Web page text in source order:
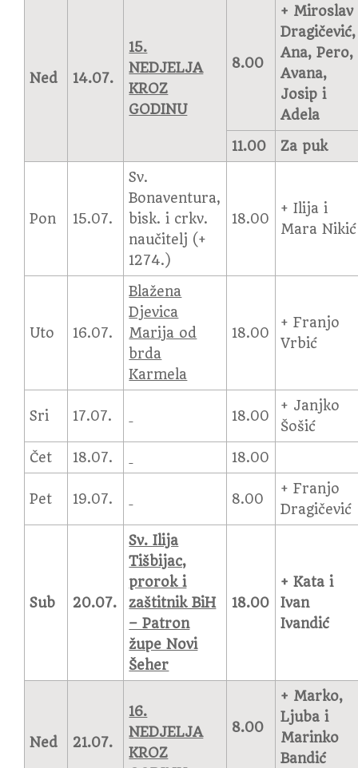
Ned 14.07.
15.
NEDJELJA
KROZ
GODINU
8.00
+ Miroslav
Dragičević,
Ana, Pero,
Avana,
Josip i
Adela
11.00
Za puk
Pon 15.07.
Sv.
Bonaventura,
bisk. i crkv.
naučitelj (+
1274.)
18.00
+ Ilija i
Mara Nikić
Uto 16.07.
Blažena
Djevica
Marija od
brda
Karmela
18.00
+ Franjo
Vrbić
Sri 17.07. 18.00
+ Janjko
Šošić
Čet
18.07. 18.00
Pet 19.07. 8.00
+ Franjo
Dragičević
Sub 20.07.
Sv. Ilija
Tišbijac,
prorok i
zaštitnik BiH
– Patron
župe Novi
Šeher
18.00
+ Kata i
Ivan
Ivandić
Ned 21.07.
16.
NEDJELJA
KROZ
8.00
+ Marko,
Ljuba i
Marinko
Bandić